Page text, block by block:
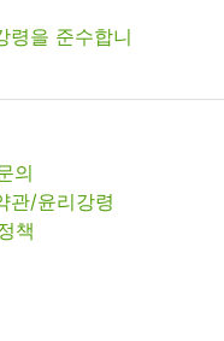
의
관/윤리강령
책